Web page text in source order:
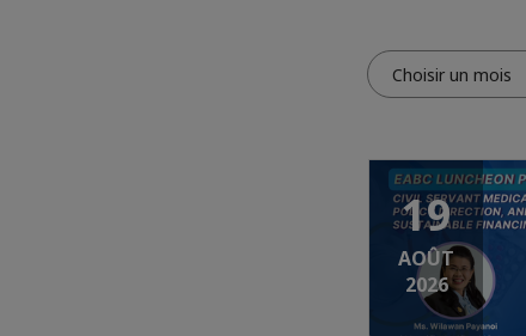
Choisir un mois
19
AOÛT
2026